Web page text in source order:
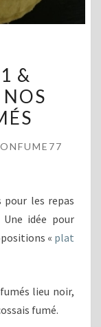
&
pour les repas
Une idée pour
« plat
lieu noir,
fumé.